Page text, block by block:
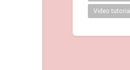
Video tutorial